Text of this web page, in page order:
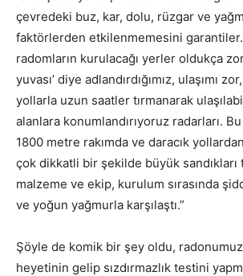
çevredeki buz, kar, dolu, rüzgar ve
faktörlerden etkilenmemesini
radomların kurulacağı yerler oldukça
yuvası’ diye adlandırdığımız, ulaşımı
yollarla uzun saatler tırmanarak
alanlara konumlandırıyoruz radarları.
1800 metre rakımda ve daracık yollardan
çok dikkatli bir şekilde büyük sandıkları
malzeme ve ekip, kurulum sırasında
ve yoğun yağmurla karşılaştı.”
Şöyle de komik bir şey oldu,
heyetinin gelip sızdırmazlık testini